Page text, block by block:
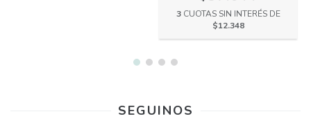
3 CUOTAS SIN INTERÉS DE
$12.348
SEGUINOS